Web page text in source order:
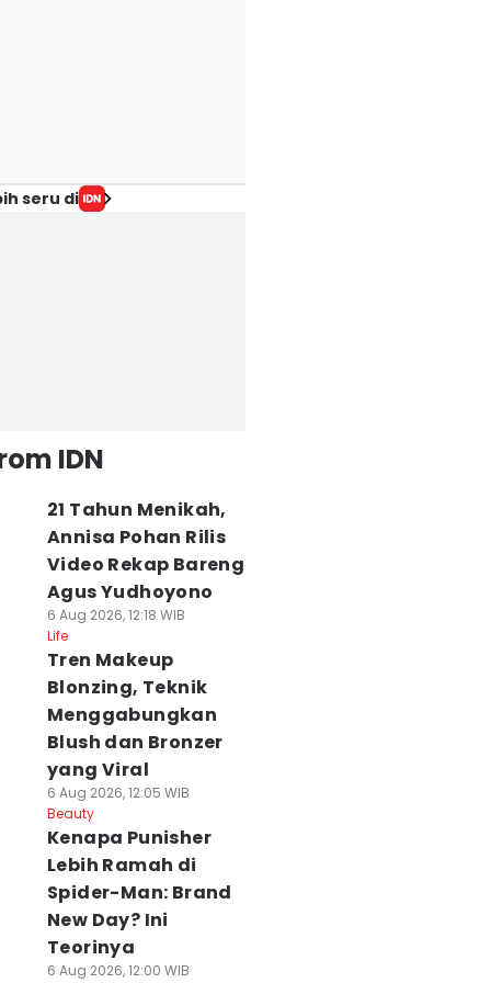
seru di
IDN
21 Tahun Menikah,
Annisa Pohan Rilis
Video Rekap Bareng
Agus Yudhoyono
6 Aug 2026, 12:18 WIB
Life
Tren Makeup
Blonzing, Teknik
Menggabungkan
Blush dan Bronzer
yang Viral
6 Aug 2026, 12:05 WIB
Beauty
Kenapa Punisher
Lebih Ramah di
Spider-Man: Brand
New Day? Ini
Teorinya
6 Aug 2026, 12:00 WIB